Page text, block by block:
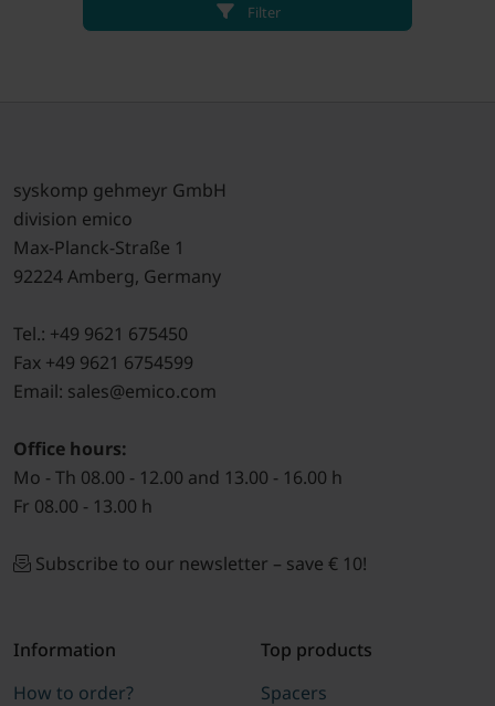
Filter
syskomp gehmeyr GmbH
division emico
Max-Planck-Straße 1
92224 Amberg, Germany
Tel.: +49 9621 675450
Fax +49 9621 6754599
Email: sales@emico.com
Office hours:
Mo - Th 08.00 - 12.00 and 13.00 - 16.00 h
Fr 08.00 - 13.00 h
Subscribe to our newsletter – save € 10!
Information
How to order?
Top products
Spacers